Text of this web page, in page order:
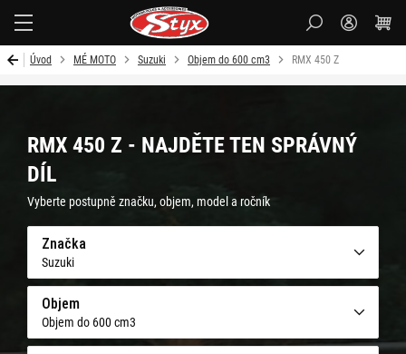
Úvod MÉ MOTO Suzuki Objem do 600 cm3 RMX 450 Z
RMX 450 Z - NAJDĚTE TEN SPRÁVNÝ
DÍL
Vyberte postupně značku, objem, model a ročník
Značka
Suzuki
Objem
Objem do 600 cm3